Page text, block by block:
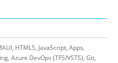
HTML5, JavaScript, Apps,
Azure DevOps (TFS/VSTS), Git,